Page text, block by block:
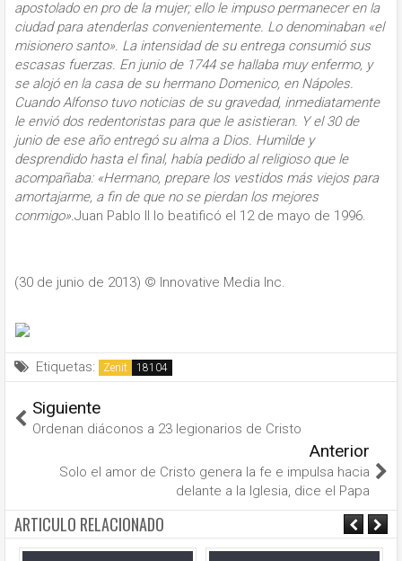
apostolado en pro de la mujer; ello le impuso permanecer en la
ciudad para atenderlas convenientemente. Lo denominaban «el
misionero santo». La intensidad de su entrega consumió sus
escasas fuerzas. En junio de 1744 se hallaba muy enfermo, y
se alojó en la casa de su hermano Domenico, en Nápoles.
Cuando Alfonso tuvo noticias de su gravedad, inmediatamente
le envió dos redentoristas para que le asistieran. Y el 30 de
junio de ese año entregó su alma a Dios. Humilde y
desprendido hasta el final, había pedido al religioso que le
acompañaba: «Hermano, prepare los vestidos más viejos para
amortajarme, a fin de que no se pierdan los mejores
conmigo».Juan Pablo II lo beatificó el 12 de mayo de 1996.
(30 de junio de 2013) © Innovative Media Inc.
Etiquetas: Zenit
Siguiente
Ordenan diáconos a 23 legionarios de Cristo
Anterior
Solo el amor de Cristo genera la fe e impulsa hacia
delante a la Iglesia, dice el Papa
ARTICULO RELACIONADO